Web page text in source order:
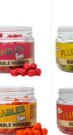
Anti-spam zaštita -
POŠALJI